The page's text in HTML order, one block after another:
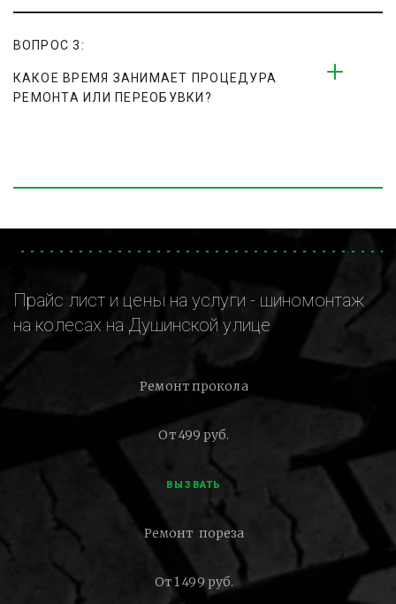
ВОПРОС 3:
КАКОЕ ВРЕМЯ ЗАНИМАЕТ ПРОЦЕДУРА
РЕМОНТА ИЛИ ПЕРЕОБУВКИ?
Прайс лист и цены на услуги - шиномонтаж
на колесах на Душинской улице
Ремонт прокола
От 499 руб.
ВЫЗВАТЬ
Ремонт пореза
От 1 499 руб.